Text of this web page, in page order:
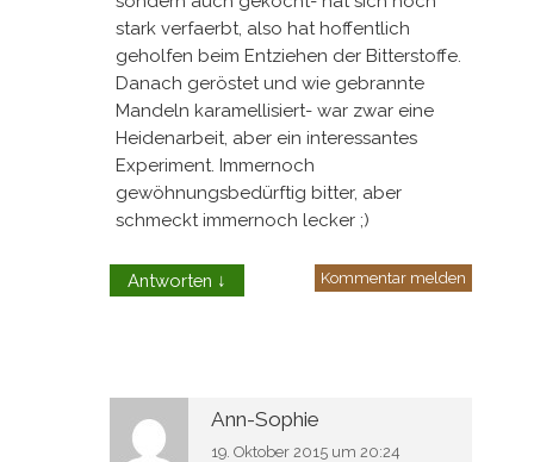
stark verfaerbt, also hat hoffentlich
geholfen beim Entziehen der Bitterstoffe.
Danach geröstet und wie gebrannte
Mandeln karamellisiert- war zwar eine
Heidenarbeit, aber ein interessantes
Experiment. Immernoch
gewöhnungsbedürftig bitter, aber
schmeckt immernoch lecker ;)
Antworten ↓ Kommentar melden
Ann-Sophie
19. Oktober 2015 um 20:24